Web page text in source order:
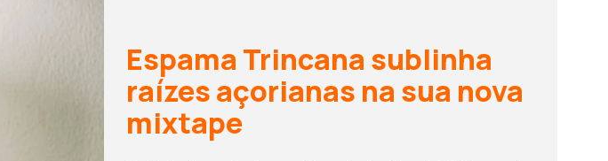
Espama Trincana sublinha
raízes açorianas na sua nova
mixtape